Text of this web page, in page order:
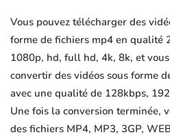
Vous pouvez télécharger des
forme de fichiers mp4 en qualité
1080p, hd, full hd, 4k, 8k, et
convertir des vidéos sous forme
avec une qualité de 128kbps,
Une fois la conversion terminée,
des fichiers MP4, MP3, 3GP,